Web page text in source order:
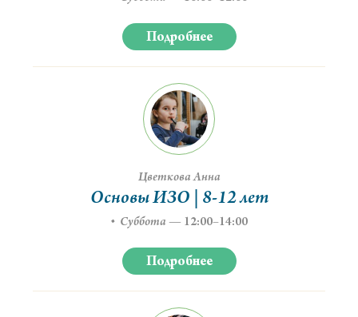
Подробнее
Цветкова Анна
Основы ИЗО | 8-12 лет
Суббота — 12:00–14:00
Подробнее